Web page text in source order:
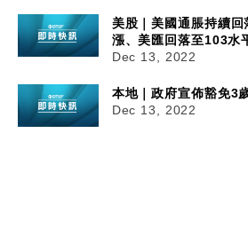
美股｜美國通脹持續
漲、美匯回落至103水
Dec 13, 2022
本地｜政府宣佈豁免3
Dec 13, 2022